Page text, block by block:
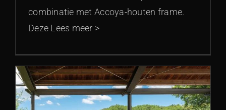
combinatie met Accoya-houten frame.
Deze Lees meer >